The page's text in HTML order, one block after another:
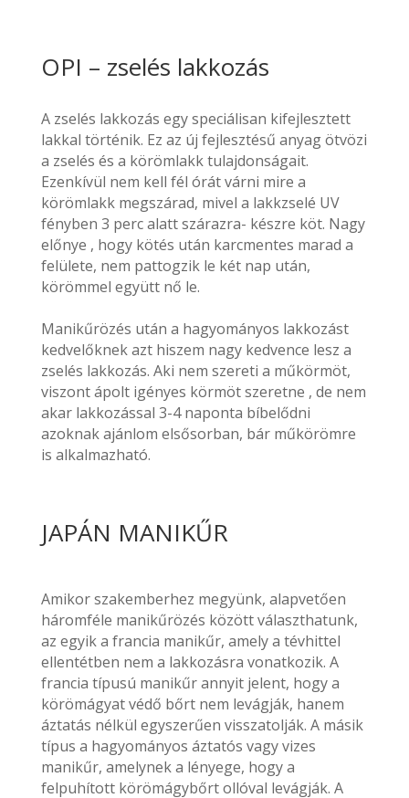
OPI – zselés lakkozás
A zselés lakkozás egy speciálisan kifejlesztett
lakkal történik. Ez az új fejlesztésű anyag ötvözi
a zselés és a körömlakk tulajdonságait.
Ezenkívül nem kell fél órát várni mire a
körömlakk megszárad, mivel a lakkzselé UV
fényben 3 perc alatt szárazra- készre köt. Nagy
előnye , hogy kötés után karcmentes marad a
felülete, nem pattogzik le két nap után,
körömmel együtt nő le.
Manikűrözés után a hagyományos lakkozást
kedvelőknek azt hiszem nagy kedvence lesz a
zselés lakkozás. Aki nem szereti a műkörmöt,
viszont ápolt igényes körmöt szeretne , de nem
akar lakkozással 3-4 naponta bíbelődni
azoknak ajánlom elsősorban, bár műkörömre
is alkalmazható.
JAPÁN MANIKŰR
Amikor szakemberhez megyünk, alapvetően
háromféle manikűrözés között választhatunk,
az egyik a francia manikűr, amely a tévhittel
ellentétben nem a lakkozásra vonatkozik. A
francia típusú manikűr annyit jelent, hogy a
körömágyat védő bőrt nem levágják, hanem
áztatás nélkül egyszerűen visszatolják. A másik
típus a hagyományos áztatós vagy vizes
manikűr, amelynek a lényege, hogy a
felpuhított körömágybőrt ollóval levágják. A